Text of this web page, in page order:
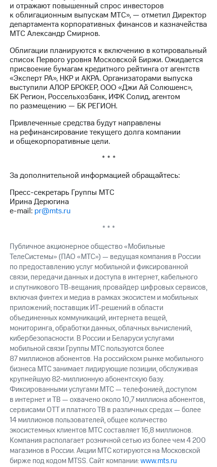
Информация
акционерам
Документы
ПАО
"МТС"
Собрания
акционеров
Личный
кабинет
акционера
Акционерный
капитал
Контроль
и
аудит
Описание
приобретения
Порядок
выкупа
облигаций
Описание
Еврооблигации-2023
Уведомление
о
погашении
именных
облигаций
Другое
Регистратор
Реквизиты
Контакты
развитие
деловая этика
На главную
и отражают повышенный спрос инвесторов
к облигационным выпускам МТС», — отметил Директор
департамента корпоративных финансов и казначейства
МТС Александр Смирнов.
Облигации планируются к включению в котировальный
список Первого уровня Московской Биржи. Ожидается
присвоение бумагам кредитного рейтинга от агентств
«Эксперт РА», НКР и АКРА. Организаторами выпуска
выступили АЛОР БРОКЕР, ООО «Джи Ай Солюшенс»,
БК Регион, Россельхозбанк, ИФК Солид, агентом
по размещению — БК РЕГИОН.
Привлеченные средства будут направлены
на рефинансирование текущего долга компании
и общекорпоративные цели.
* * *
За дополнительной информацией обращайтесь:
Пресс-секретарь Группы МТС
Ирина Дерюгина
e-mail: pr@mts.ru
* * *
Публичное акционерное общество «Мобильные
ТелеСистемы» (ПАО «МТС») — ведущая компания в России
по предоставлению услуг мобильной и фиксированной
связи, передачи данных и доступа в интернет, кабельного
и спутникового ТВ-вещания; провайдер цифровых сервисов,
включая финтех и медиа в рамках экосистем и мобильных
приложений; поставщик ИТ-решений в области
объединенных коммуникаций, интернета вещей,
мониторинга, обработки данных, облачных вычислений,
кибербезопасности. В России и Беларуси услугами
мобильной связи Группы МТС пользуются более
87 миллионов абонентов. На российском рынке мобильного
бизнеса МТС занимает лидирующие позиции, обслуживая
крупнейшую 82-миллионную абонентскую базу.
Фиксированными услугами МТС — телефонией, доступом
в интернет и ТВ — охвачено около 10,7 миллиона абонентов,
сервисами OTT и платного ТВ в различных средах — более
14 миллионов пользователей, общее количество
экосистемных клиентов МТС составляет 16,8 миллионов.
Компания располагает розничной сетью из более чем 4 200
магазинов в России. Акции МТС котируются на Московской
бирже под кодом MTSS. Сайт компании:www.mts.ru